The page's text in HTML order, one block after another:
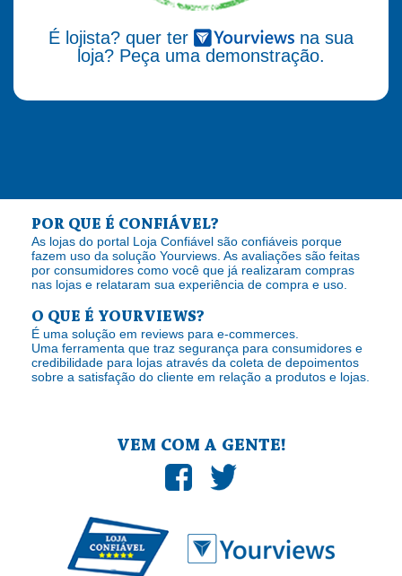
É lojista? quer ter
na sua
loja? Peça uma demonstração.
POR QUE É CONFIÁVEL?
As lojas do portal Loja Confiável são confiáveis porque
fazem uso da solução Yourviews. As avaliações são feitas
por consumidores como você que já realizaram compras
nas lojas e relataram sua experiência de compra e uso.
O QUE É YOURVIEWS?
É uma solução em reviews para e-commerces.
Uma ferramenta que traz segurança para consumidores e
credibilidade para lojas através da coleta de depoimentos
sobre a satisfação do cliente em relação a produtos e lojas.
VEM COM A GENTE!